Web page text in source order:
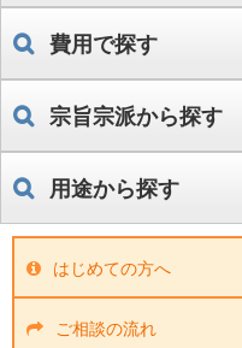
費用で探す
宗旨宗派から探す
用途から探す
はじめての方へ
ご相談の流れ